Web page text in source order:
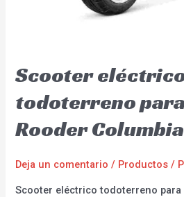
Scooter
todoterreno
Rooder Columbia
Deja un comentario / Productos /
Scooter eléctrico todoterreno